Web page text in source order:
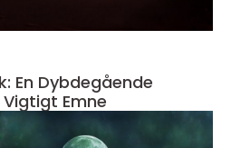
En Dybdegående
Emne